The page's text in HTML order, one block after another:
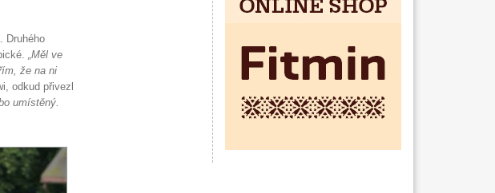
Druhého
„Měl ve
že na ni
odkud přivezl
umístěný.